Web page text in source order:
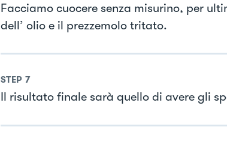
Facciamo cuocere senza misurino, per
dell’ olio e il prezzemolo tritato.
STEP 7
Il risultato finale sarà quello di avere gli